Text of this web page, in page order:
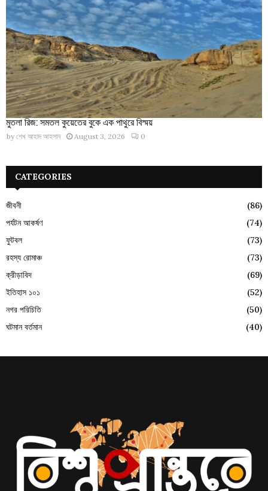
মুতলা রিজ: সমতল কুয়েতের বুকে এক পাথুরে বিস্ময়
by শেখ আহাদ আহসান August 3, 2026 0
CATEGORIES
জীবনী
(86)
পর্যটন আকর্ষণ
(74)
ফুটবল
(73)
রহস্য রোমাঞ্চ
(73)
ক্রীড়াবিদ
(69)
ইতিহাস ১০১
(52)
নগর পরিচিতি
(50)
ঘটমান বর্তমান
(40)